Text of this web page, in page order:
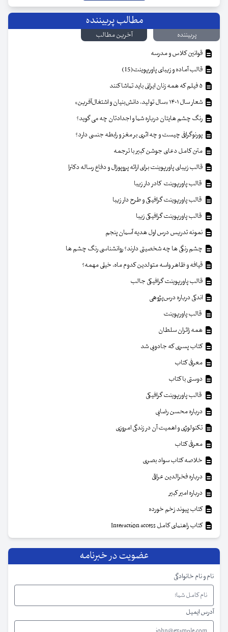
مطالب پربیننده
پربیننده
آخرین مطالب
قوانین کلاس و مدرسه
قالب آماده و زیبای پاورپوینت(15)
شعار سال ۱۴۰۱ «سال تولید، دانش‌بنیان و اشتغال‌آفرین»
رنگ چشم هایتان درباره شما و اجدادتان چه می گوید؟
پورنوگرافی چیست و چه اثری بر مغز و رابطه جنسی دارد؟
متن کامل دعای جوشن کبیر با ترجمه
قالب زیبای پاورپوینت برای ارائه پروپوزال و دفاع رساله دکترا
قالب پاورپوینت کادر دار زیبا
قالب پاورپوینت گرافیکی و طرح دار زیبا
قالب پاورپوینت گرافیکی زیبا
نمونه تدریس درس اول هدیه آسمان پنجم
چشم رنگی ها چه شخصیتی دارند؟ روانشناسی رنگ چشم ها
قیافه و ظاهر واسه متولدین کدوم ماه، خیلی مهمه؟
قالب پاورپوینت گرافیکی جالب
اندکی درباره درس‌پژوهی
قالب پاورپوینت
همه زائران سلطان
کتاب پسری که جادویی شد
معرفی کتاب
دوستی با کتاب
قالب پاورپوینت گرافیکی
درباره محسن رضایی
تکنولوژی و اهمیت آن در زندگی امروزی
معرفی کتاب
خلاصه کتاب سواد بصری
درباره فخرالدین عراقی
درباره امیر کبیر
کتاب پیوند زخم خورده
کتاب راهنمای کامل Interaction access
عضویت در خبرنامه
نام و نام خانوادگی
آدرس ایمیل